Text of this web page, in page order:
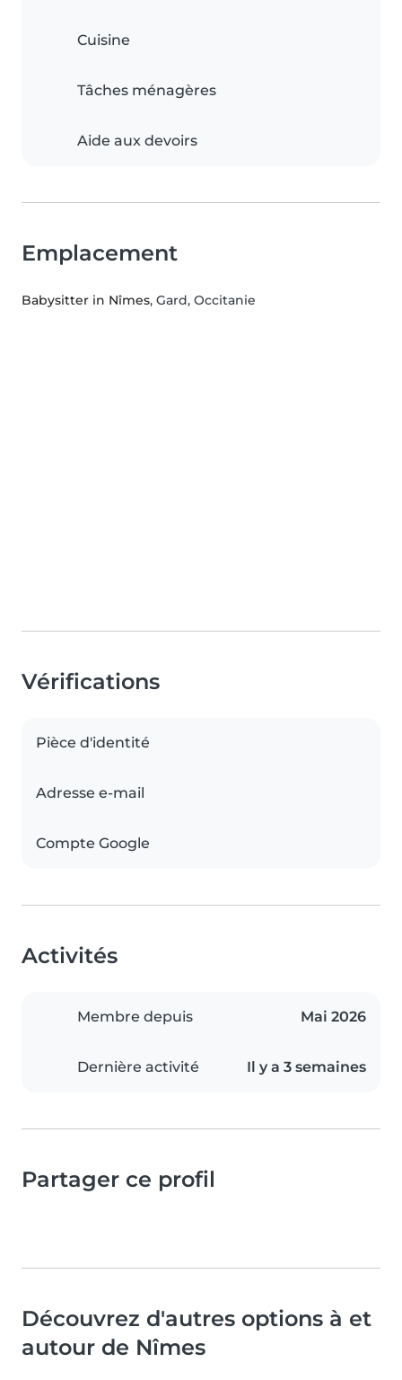
Cuisine
Tâches ménagères
Aide aux devoirs
Emplacement
Babysitter in Nîmes, Gard, Occitanie
Vérifications
Pièce d'identité
Adresse e-mail
Compte Google
Activités
Membre depuis Mai 2026
Dernière activité Il y a 3 semaines
Partager ce profil
Découvrez d'autres options à et
autour de Nîmes